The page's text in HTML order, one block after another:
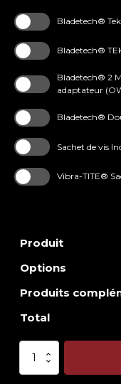
Bladetech®
Bladetech®
Bladetech® 2
adaptateur
Bladetech®
Sachet de vis
Vibra-TITE®
Produit
Options
Produits
Total
quantité